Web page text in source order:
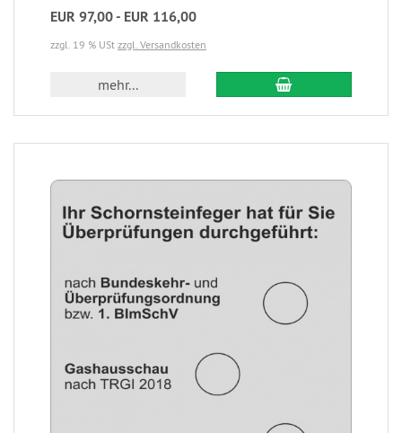
EUR 97,00 - EUR 116,00
zzgl. 19 % USt zzgl. Versandkosten
mehr...